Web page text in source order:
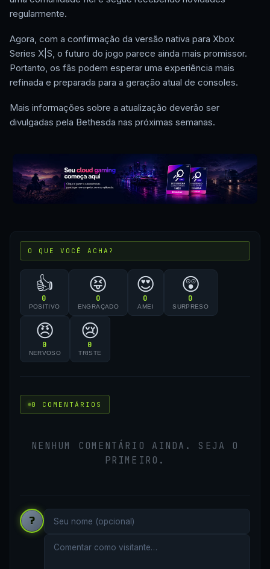
regularmente.
Agora, com a confirmação da versão nativa para Xbox
Series X|S, o futuro do jogo parece ainda mais promissor.
Portanto, os fãs podem esperar uma experiência mais
refinada e preparada para a geração atual de consoles.
Mais informações sobre a atualização deverão ser
divulgadas pela Bethesda nas próximas semanas.
O QUE VOCÊ ACHA?
👍
0
POSITIVO
😝
0
ENGRAÇADO
😍
0
AMEI
😲
0
SURPRESO
😠
0
NERVOSO
😢
0
TRISTE
0 COMENTÁRIOS
NENHUM COMENTÁRIO AINDA. SEJA O
PRIMEIRO.
?